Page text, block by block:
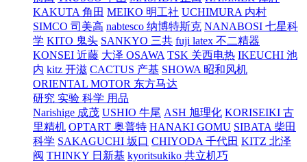
KAKUTA 角田 MEIKO 明工社 UCHIMURA 内村
SIMCO 司美高 nabtesco 纳博特斯克 NANABOSI 七星科
学 KITO 鬼头 SANKYO 三共 fuji latex 不二精器
KONSEI 近藤 大泽 OSAWA TSK 关西电热 IKEUCHI 池
内 kitz 开滋 CACTUS 产基 SHOWA 昭和风机
ORIENTAL MOTOR 东方马达
研究 实验 科学 用品
Narishige 成茂 USHIO 牛尾 ASH 旭理化 KORISEIKI 古
里精机 OPTART 奥普特 HANAKI GOMU SIBATA 柴田
科学 SAKAGUCHI 坂口 CHIYODA 千代田 KITZ 北泽
阀 THINKY 日新基 kyoritsukiko 共立机巧